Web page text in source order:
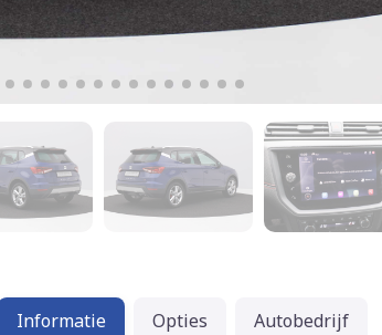
Informatie Opties Autobedrijf